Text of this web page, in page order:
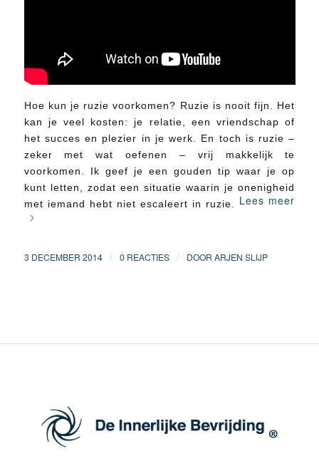
Hoe kun je ruzie voorkomen? Ruzie is nooit fijn. Het
kan je veel kosten: je relatie, een vriendschap of
het succes en plezier in je werk. En toch is ruzie –
zeker met wat oefenen – vrij makkelijk te
voorkomen. Ik geef je een gouden tip waar je op
kunt letten, zodat een situatie waarin je onenigheid
met iemand hebt niet escaleert in ruzie.
Lees meer
3 DECEMBER 2014 / 0 REACTIES / DOOR ARJEN SLIJP